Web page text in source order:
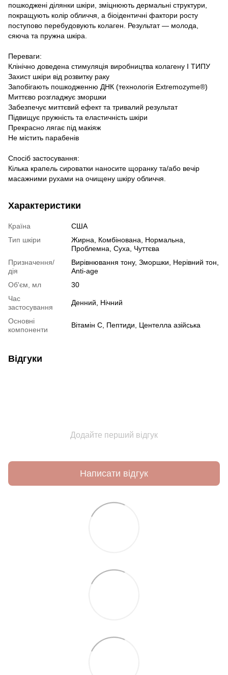
пошкоджені ділянки шкіри, зміцнюють дермальні структури,
покращують колір обличчя, а біоідентичні фактори росту
поступово перебудовують колаген. Результат — молода,
сяюча та пружна шкіра.
Переваги:
Клінічно доведена стимуляція виробництва колагену I ТИПУ
Захист шкіри від розвитку раку
Запобігають пошкодженню ДНК (технологія Extremozyme®)
Миттєво розгладжує зморшки
Забезпечує миттєвий ефект та тривалий результат
Підвищує пружність та еластичність шкіри
Прекрасно лягає під макіяж
Не містить парабенів
Спосіб застосування:
Кілька крапель сироватки наносите щоранку та/або вечір
масажними рухами на очищену шкіру обличчя.
Характеристики
Країна
США
Тип шкіри
Жирна Комбінована Нормальна
Проблемна Суха
Чуттєва
Призначення/
дія
Вирівнювання тону, Зморшки Нерівний тон
Anti-age
Об'єм, мл
30
Час
застосування
Денний Нічний
Основні
компоненти
Вітамін С Пептиди Центелла азійська
Відгуки
Додайте перший відгук
Написати відгук